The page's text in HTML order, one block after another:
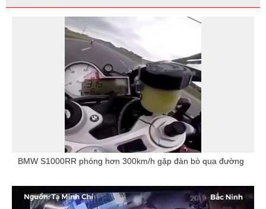
BMW S1000RR phóng hơn 300km/h gặp đàn bò qua đường